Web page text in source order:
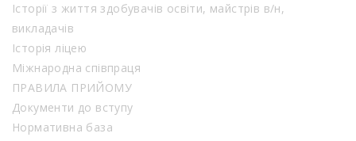
Історії з життя здобувачів освіти, майстрів в/н,
викладачів
Історія ліцею
Міжнародна співпраця
ПРАВИЛА ПРИЙОМУ
Документи до вступу
Нормативна база